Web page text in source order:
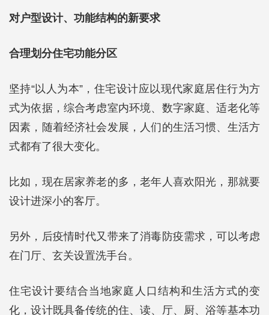
对户型设计、功能结构的新要求
合理划分住宅功能分区
坚持“以人为本”，住宅设计应以现代家庭居住行为方
式为依据，综合考虑室内环境、数字家庭、适老化等
因素，随着经济社会发展，人们的生活习惯、生活方
式都有了很大变化。
比如，现在居家养老的多，老年人喜欢阳光，那就要
设计进深小的客厅。
另外，后疫情时代又带来了消毒防疫需求，可以考虑
在门厅、玄关设置洗手台。
住宅设计要结合当地家庭人口结构和生活方式的变
化，设计既具备传统的住、读、厅、厨、浴等基本功